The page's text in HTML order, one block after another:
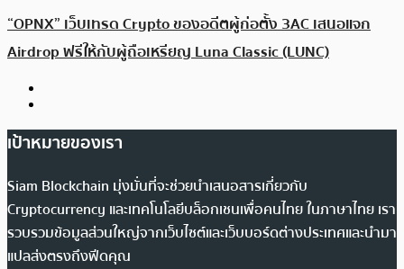
“OPNX” เว็บเทรด Crypto ของอดีตผู้ก่อตั้ง 3AC เสนอแจก
Airdrop ฟรีให้กับผู้ถือเหรียญ Luna Classic (LUNC)
เป้าหมายของเรา
Siam Blockchain มุ่งมั่นที่จะช่วยนำเสนอสารเกี่ยวกับ
Cryptocurrency และเทคโนโลยีบล็อกเชนเพื่อคนไทย ในภาษาไทย เรา
รวบรวมข้อมูลส่วนใหญ่จากเว็บไซต์และเว็บบอร์ดต่างประเทศและนำมา
แปลส่งตรงถึงฟีดคุณ